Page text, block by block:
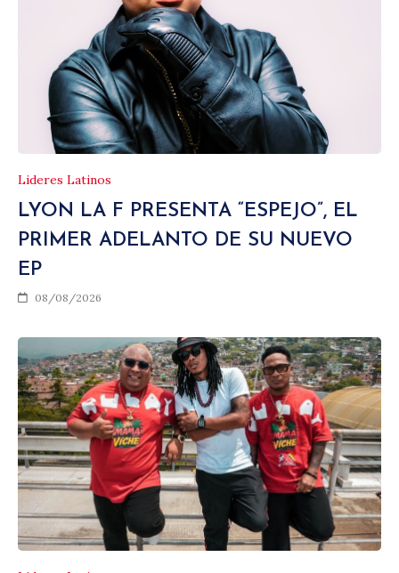
Lideres Latinos
LYON LA F PRESENTA “ESPEJO”, EL
PRIMER ADELANTO DE SU NUEVO
EP
08/08/2026